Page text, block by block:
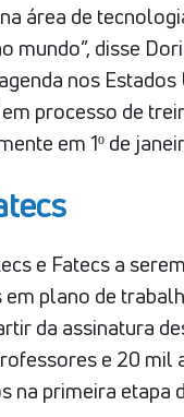
área de
mundo”, disse
nos Estados
processo de
em 1º de
e Fatecs a
plano de
da assinatura
e 20 mil
na primeira etapa